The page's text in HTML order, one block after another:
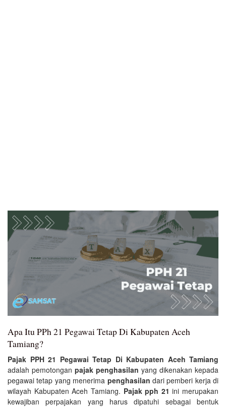
Apa Itu PPh 21 Pegawai Tetap Di Kabupaten Aceh
Tamiang?
Pajak PPH 21 Pegawai Tetap Di Kabupaten Aceh Tamiang
adalah pemotongan pajak penghasilan yang dikenakan kepada
pegawai tetap yang menerima penghasilan dari pemberi kerja di
wilayah Kabupaten Aceh Tamiang. Pajak pph 21 ini merupakan
kewajiban perpajakan yang harus dipatuhi sebagai bentuk